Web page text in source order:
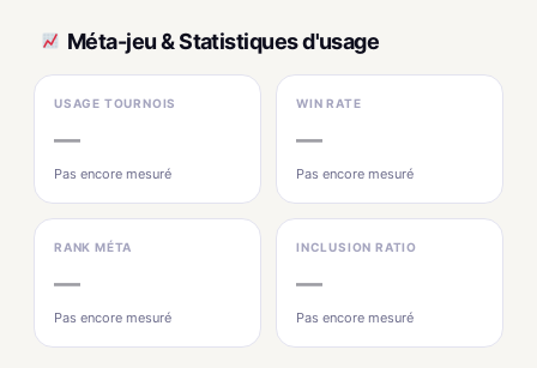
Méta-jeu & Statistiques d'usage
USAGE TOURNOIS
—
Pas encore mesuré
WIN RATE
—
Pas encore mesuré
RANK MÉTA
—
Pas encore mesuré
INCLUSION RATIO
—
Pas encore mesuré